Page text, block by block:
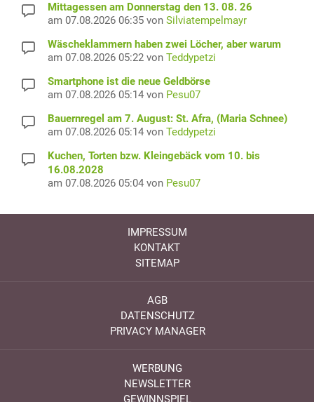
Mittagessen am Donnerstag den 13. 08. 26
am 07.08.2026 06:35 von Silviatempelmayr
Wäscheklammern haben zwei Löcher, aber warum
am 07.08.2026 05:22 von Teddypetzi
Smartphone ist die neue Geldbörse
am 07.08.2026 05:14 von Pesu07
Bauernregel am 7. August: St. Afra, (Maria Schnee)
am 07.08.2026 05:14 von Teddypetzi
Kuchen, Torten bzw. Kleingebäck vom 10. bis
16.08.2028
am 07.08.2026 05:04 von Pesu07
IMPRESSUM
KONTAKT
SITEMAP
AGB
DATENSCHUTZ
PRIVACY MANAGER
WERBUNG
NEWSLETTER
GEWINNSPIEL